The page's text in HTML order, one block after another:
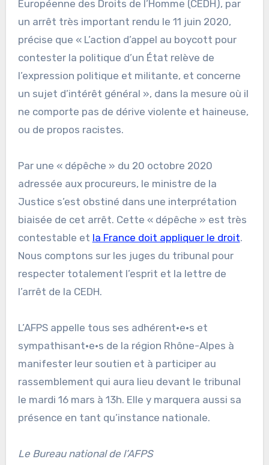
Européenne des Droits de l’Homme (CEDH), par
un arrêt très important rendu le 11 juin 2020,
précise que « L’action d’appel au boycott pour
contester la politique d’un État relève de
l’expression politique et militante, et concerne
un sujet d’intérêt général », dans la mesure où il
ne comporte pas de dérive violente et haineuse,
ou de propos racistes.
Par une « dépêche » du 20 octobre 2020
adressée aux procureurs, le ministre de la
Justice s’est obstiné dans une interprétation
biaisée de cet arrêt. Cette « dépêche » est très
contestable et la France doit appliquer le droit.
Nous comptons sur les juges du tribunal pour
respecter totalement l’esprit et la lettre de
l’arrêt de la CEDH.
L’AFPS appelle tous ses adhérent·e·s et
sympathisant·e·s de la région Rhône-Alpes à
manifester leur soutien et à participer au
rassemblement qui aura lieu devant le tribunal
le mardi 16 mars à 13h. Elle y marquera aussi sa
présence en tant qu’instance nationale.
Le Bureau national de l’AFPS